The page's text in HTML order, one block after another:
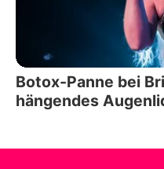
Botox-Panne bei
hängendes